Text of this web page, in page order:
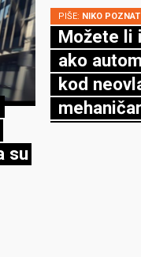
su
PIŠE: NIKO POZNAT
Možete li
ako
kod